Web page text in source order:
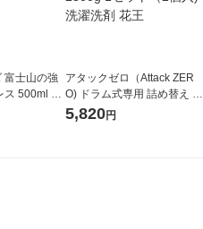
富士山の強
ス 500ml 1
アタックゼロ（Attack ZER
O) ドラム式専用 詰め替え メ
ガジャンボ 2300g 1セット
5,820円